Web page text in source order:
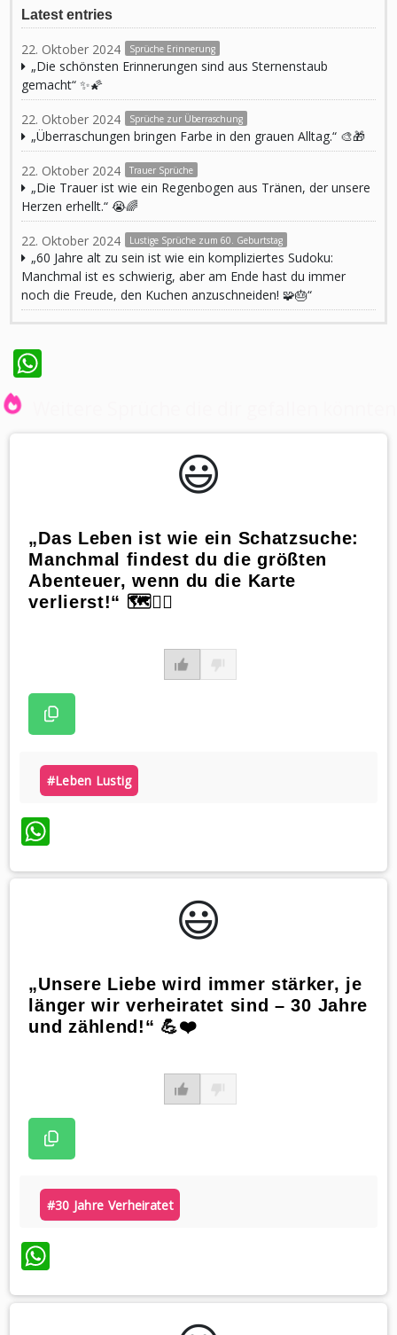
Latest entries
22. Oktober 2024 Sprüche Erinnerung
„Die schönsten Erinnerungen sind aus Sternenstaub
gemacht“ ✨🌠
22. Oktober 2024 Sprüche zur Überraschung
„Überraschungen bringen Farbe in den grauen Alltag.“ 🎨🎁
22. Oktober 2024 Trauer Sprüche
„Die Trauer ist wie ein Regenbogen aus Tränen, der unsere
Herzen erhellt.“ 😭🌈
22. Oktober 2024 Lustige Sprüche zum 60. Geburtstag
„60 Jahre alt zu sein ist wie ein kompliziertes Sudoku:
Manchmal ist es schwierig, aber am Ende hast du immer
noch die Freude, den Kuchen anzuschneiden! 🧩🎂“
😃️
„Das Leben ist wie ein Schatzsuche:
Manchmal findest du die größten
Abenteuer, wenn du die Karte
verlierst!“ 🗺️🏴‍☠️
#leben Lustig
WhatsApp
😃️
„Unsere Liebe wird immer stärker, je
länger wir verheiratet sind – 30 Jahre
und zählend!“ 💪❤️
#30 Jahre Verheiratet
WhatsApp